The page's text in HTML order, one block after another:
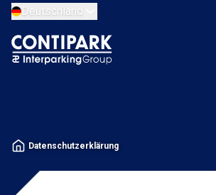
Deutschland
Datenschutzerklärung